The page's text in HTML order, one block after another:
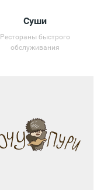
Суши
Рестораны быстрого
обслуживания